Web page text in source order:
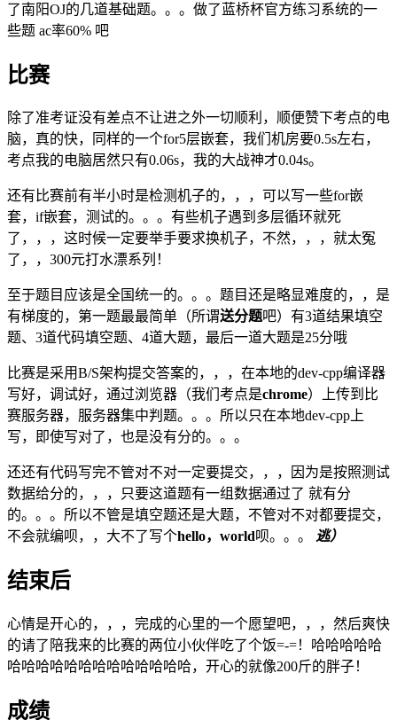
了南阳OJ的几道基础题。。。做了蓝桥杯官方练习系统的一
些题 ac率60% 吧
比赛
除了准考证没有差点不让进之外一切顺利，顺便赞下考点的电
脑，真的快，同样的一个for5层嵌套，我们机房要0.5s左右，
考点我的电脑居然只有0.06s，我的大战神才0.04s。
还有比赛前有半小时是检测机子的，，，可以写一些for嵌
套，if嵌套，测试的。。。有些机子遇到多层循环就死
了，，，这时候一定要举手要求换机子，不然，，，就太冤
了，，300元打水漂系列！
至于题目应该是全国统一的。。。题目还是略显难度的，，是
有梯度的，第一题最最简单（所谓送分题吧）有3道结果填空
题、3道代码填空题、4道大题，最后一道大题是25分哦
比赛是采用B/S架构提交答案的，，，在本地的dev-cpp编译器
写好，调试好，通过浏览器（我们考点是chrome）上传到比
赛服务器，服务器集中判题。。。所以只在本地dev-cpp上
写，即使写对了，也是没有分的。。。
还还有代码写完不管对不对一定要提交，，，因为是按照测试
数据给分的，，，只要这道题有一组数据通过了 就有分
的。。。所以不管是填空题还是大题，不管对不对都要提交，
不会就编呗，，大不了写个hello，world呗。。。 逃）
结束后
心情是开心的，，，完成的心里的一个愿望吧，，，然后爽快
的请了陪我来的比赛的两位小伙伴吃了个饭=-=！哈哈哈哈哈
哈哈哈哈哈哈哈哈哈哈哈哈哈，开心的就像200斤的胖子！
成绩